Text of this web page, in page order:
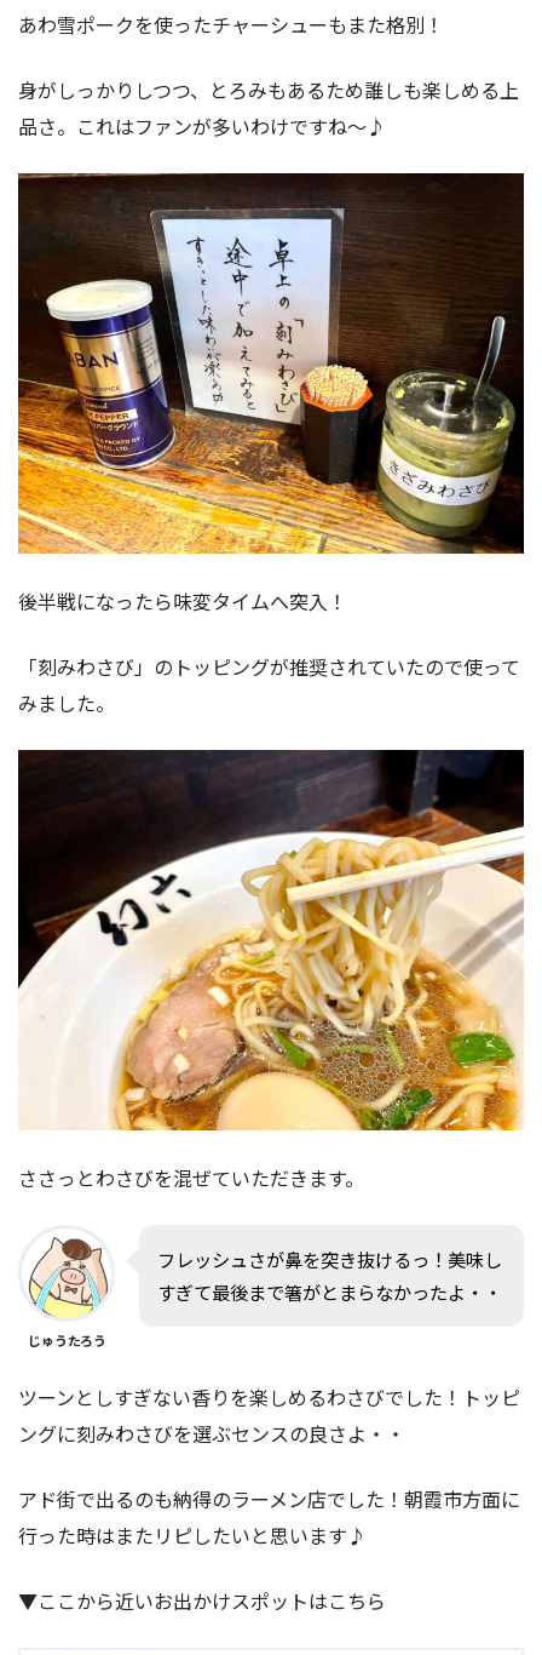
あわ雪ポークを使ったチャーシューもまた格別！
身がしっかりしつつ、とろみもあるため誰しも楽しめる上
品さ。これはファンが多いわけですね〜♪
後半戦になったら味変タイムへ突入！
「刻みわさび」のトッピングが推奨されていたので使って
みました。
ささっとわさびを混ぜていただきます。
じゅうたろう
フレッシュさが鼻を突き抜けるっ！美味し
すぎて最後まで箸がとまらなかったよ・・
ツーンとしすぎない香りを楽しめるわさびでした！トッピ
ングに刻みわさびを選ぶセンスの良さよ・・
アド街で出るのも納得のラーメン店でした！朝霞市方面に
行った時はまたリピしたいと思います♪
▼ここから近いお出かけスポットはこちら